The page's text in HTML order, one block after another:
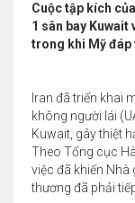
Cuộc tập kích
1 sân bay
trong khi Mỹ đáp
Iran đã triển khai
không người lái
Kuwait, gây thiệt
Theo Tổng cục
việc đã khiến Nhà
thương đã phải